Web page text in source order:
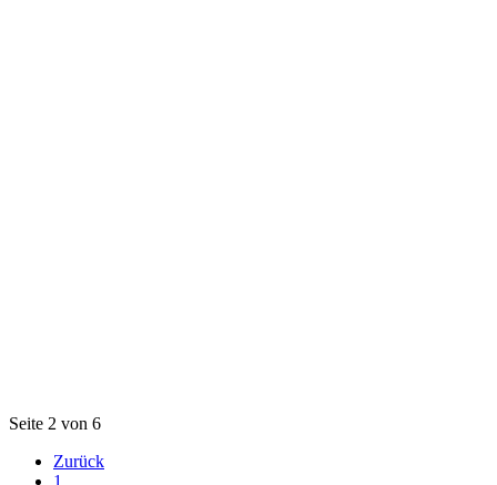
Seite 2 von 6
Zurück
1